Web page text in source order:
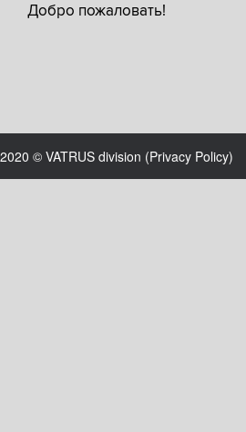
Добро пожаловать!
2020 © VATRUS division (Privacy Policy)